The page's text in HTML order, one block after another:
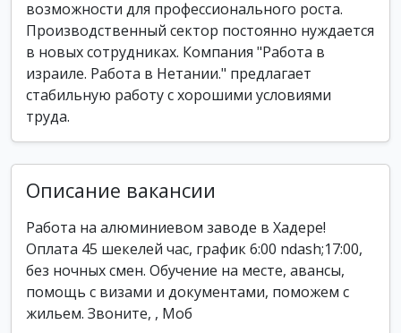
возможности для профессионального роста.
Производственный сектор постоянно нуждается
в новых сотрудниках. Компания "Работа в
израиле. Работа в Нетании." предлагает
стабильную работу с хорошими условиями
труда.
Описание вакансии
Работа на алюминиевом заводе в Хадере!
Оплата 45 шекелей час, график 6:00 ndash;17:00,
без ночных смен. Обучение на месте, авансы,
помощь с визами и документами, поможем с
жильем. Звоните, , Моб